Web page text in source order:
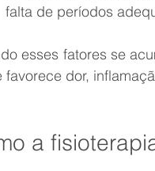
falta de períodos
esses fatores se
favorece dor,
a